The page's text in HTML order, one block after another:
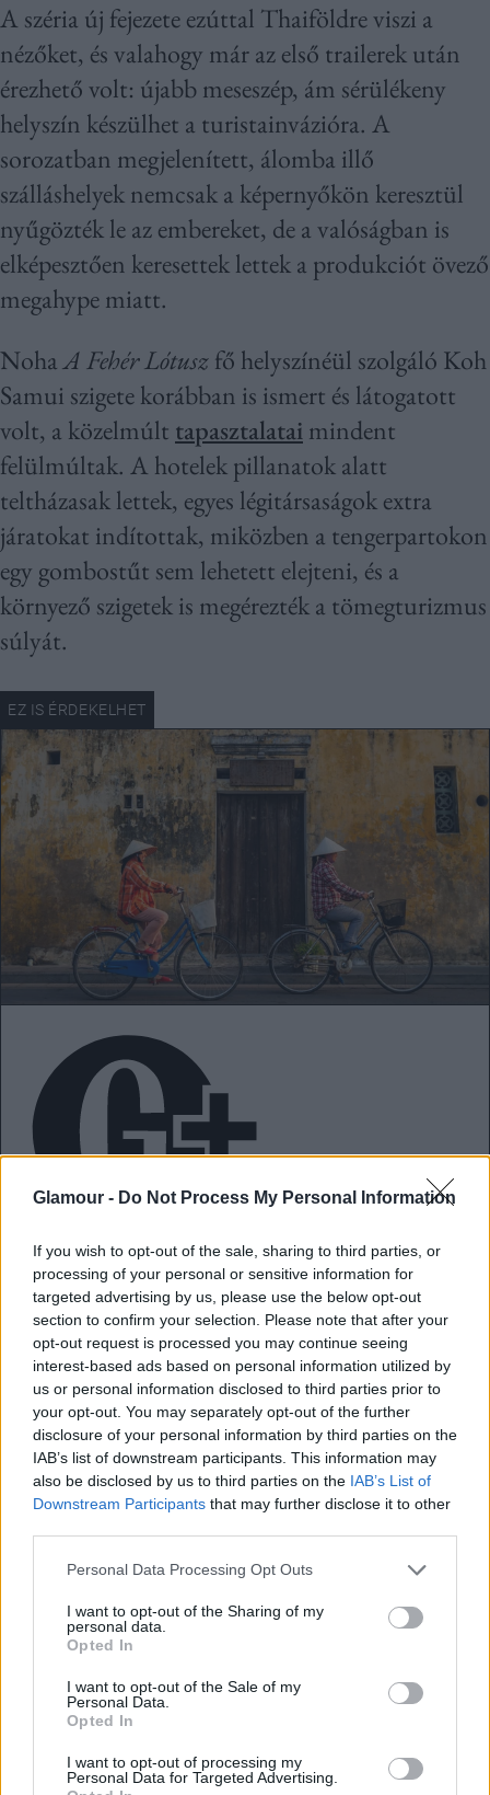
Glamour - Do Not Process My Personal Information
If you wish to opt-out of the sale, sharing to third parties, or
processing of your personal or sensitive information for
targeted advertising by us, please use the below opt-out
section to confirm your selection. Please note that after your
opt-out request is processed you may continue seeing
interest-based ads based on personal information utilized by
us or personal information disclosed to third parties prior to
your opt-out. You may separately opt-out of the further
disclosure of your personal information by third parties on the
IAB’s list of downstream participants. This information may
also be disclosed by us to third parties on the IAB’s List of
Downstream Participants that may further disclose it to other
Please note that this website/app uses one or more Google
not limited to your visit or usage behaviour. You may click to
grant or deny consent to Google and its third-party tags to
use your data for below specified purposes in below Google
consent section.
Personal Data Processing Opt Outs
I want to opt-out of the Sharing of my
personal data.
Opted In
I want to opt-out of the Sale of my
Personal Data.
Opted In
I want to opt-out of processing my
Personal Data for Targeted Advertising.
A széria új fejezete ezúttal Thaiföldre viszi a
nézőket, és valahogy már az első trailerek után
érezhető volt: újabb meseszép, ám sérülékeny
helyszín készülhet a turistainvázióra. A
sorozatban megjelenített, álomba illő
szálláshelyek nemcsak a képernyőkön keresztül
nyűgözték le az embereket, de a valóságban is
elképesztően keresettek lettek a produkciót övező
megahype miatt.
NohaA Fehér Lótuszfő helyszínéül szolgáló Koh
Samui szigete korábban is ismert és látogatott
volt, a közelmúlt tapasztalataimindent
felülmúltak. A hotelek pillanatok alatt
teltházasak lettek, egyes légitársaságok extra
járatokat indítottak, miközben a tengerpartokon
egy gombostűt sem lehetett elejteni, és a
környező szigetek is megérezték a tömegturizmus
súlyát.
mentem Vietnámba, új alapokra
helyeződött a házasságom
Nem csak Thaiföld érintett
A különleges filmes helyszínek mágnesként
vonzzák az utazókat. Ha márA Fehér Lótusz
nem mehetünk el szó nélkül amellett, hogy az
első két évad lokációi is taroltak a nézők és az
utazók körében. Az egyes évadok fogadtatásától
függetlenül, Hawaii és Szicília idegenforgalma is
nagyaranyú érdeklődést
, de a prímet
Szélesebbre nyitva az ollót, Új-Zélandot
leginkábbA Gyűrűk Urahelyezte fel a